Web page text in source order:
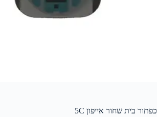
כפתור בית שחור אייפון 5C